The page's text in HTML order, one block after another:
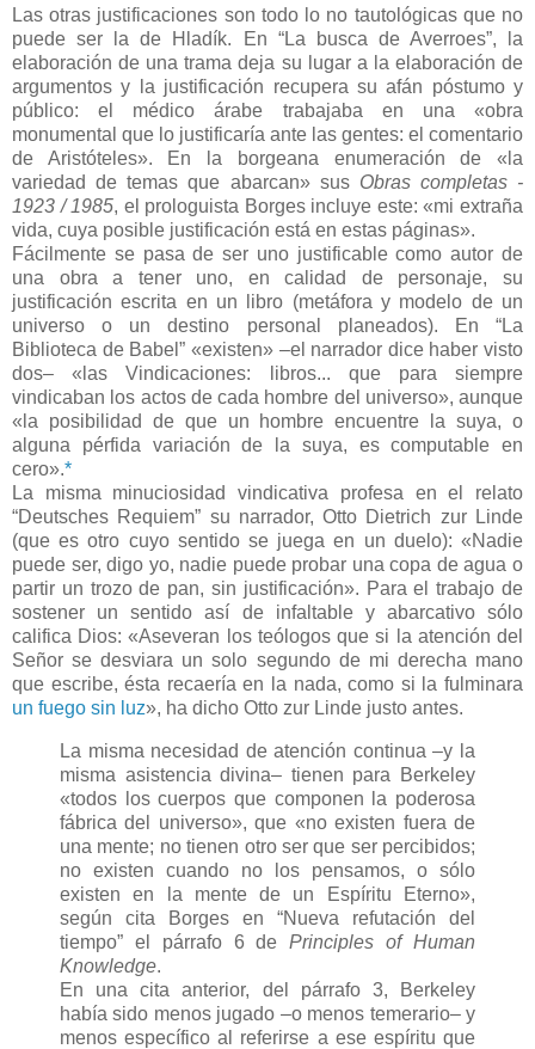
Las otras justificaciones son todo lo no tautológicas que no
puede ser la de Hladík. En “La busca de Averroes”, la
elaboración de una trama deja su lugar a la elaboración de
argumentos y la justificación recupera su afán póstumo y
público: el médico árabe trabajaba en una «obra
monumental que lo justificaría ante las gentes: el comentario
de Aristóteles». En la borgeana enumeración de «la
variedad de temas que abarcan» sus Obras completas -
1923 / 1985, el prologuista Borges incluye este: «mi extraña
vida, cuya posible justificación está en estas páginas».
Fácilmente se pasa de ser uno justificable como autor de
una obra a tener uno, en calidad de personaje, su
justificación escrita en un libro (metáfora y modelo de un
universo o un destino personal planeados). En “La
Biblioteca de Babel” «existen» –el narrador dice haber visto
dos– «las Vindicaciones: libros... que para siempre
vindicaban los actos de cada hombre del universo», aunque
«la posibilidad de que un hombre encuentre la suya, o
alguna pérfida variación de la suya, es computable en
cero».*
La misma minuciosidad vindicativa profesa en el relato
“Deutsches Requiem” su narrador, Otto Dietrich zur Linde
(que es otro cuyo sentido se juega en un duelo): «Nadie
puede ser, digo yo, nadie puede probar una copa de agua o
partir un trozo de pan, sin justificación». Para el trabajo de
sostener un sentido así de infaltable y abarcativo sólo
califica Dios: «Aseveran los teólogos que si la atención del
Señor se desviara un solo segundo de mi derecha mano
que escribe, ésta recaería en la nada, como si la fulminara
un fuego sin luz», ha dicho Otto zur Linde justo antes.
La misma necesidad de atención continua –y la
misma asistencia divina– tienen para Berkeley
«todos los cuerpos que componen la poderosa
fábrica del universo», que «no existen fuera de
una mente; no tienen otro ser que ser percibidos;
no existen cuando no los pensamos, o sólo
existen en la mente de un Espíritu Eterno»,
según cita Borges en “Nueva refutación del
tiempo” el párrafo 6 dePrinciples of Human
Knowledge.
En una cita anterior, del párrafo 3, Berkeley
había sido menos jugado –o menos temerario– y
menos específico al referirse a ese espíritu que